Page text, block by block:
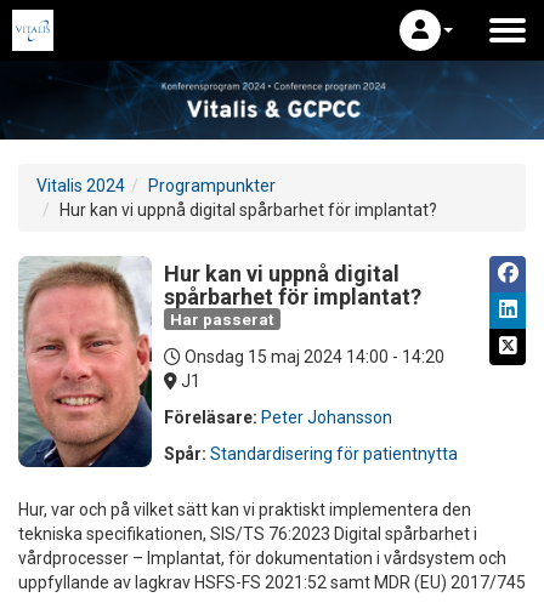
Vitalis 2024
Programpunkter
Hur kan vi uppnå digital spårbarhet för implantat?
Hur kan vi uppnå digital
spårbarhet för implantat?
Har passerat
Onsdag 15 maj 2024 14:00 - 14:20
J1
Föreläsare: Peter Johansson
Spår: Standardisering för patientnytta
Hur, var och på vilket sätt kan vi praktiskt implementera den
tekniska specifikationen, SIS/TS 76:2023 Digital spårbarhet i
vårdprocesser – Implantat, för dokumentation i vårdsystem och
uppfyllande av lagkrav HSFS-FS 2021:52 samt MDR (EU) 2017/745